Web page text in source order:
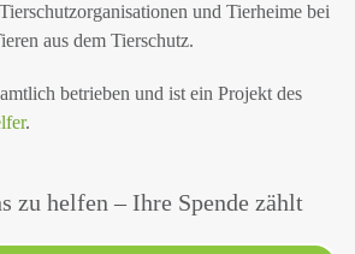
und Tierheime bei
aus dem Tierschutz.
betrieben und ist ein Projekt des
.
zu helfen – Ihre Spende zählt